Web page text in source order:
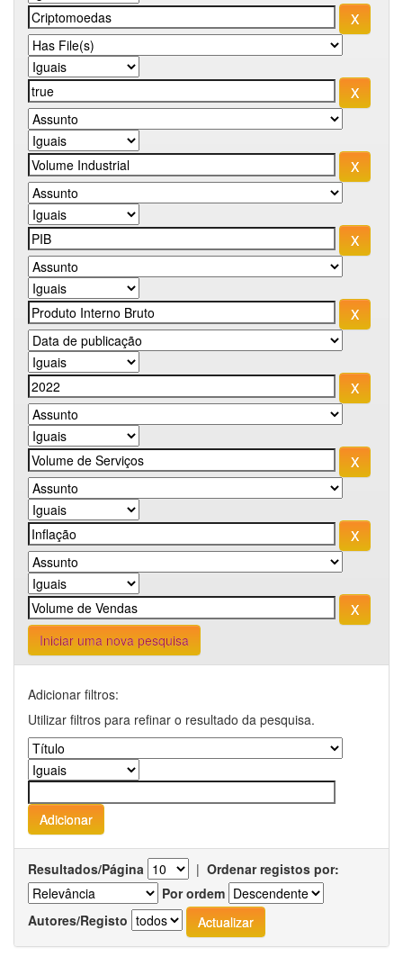
Iniciar uma nova pesquisa
Adicionar filtros:
Utilizar filtros para refinar o resultado da pesquisa.
Resultados/Página | Ordenar registos por:
Por ordem
Autores/Registo